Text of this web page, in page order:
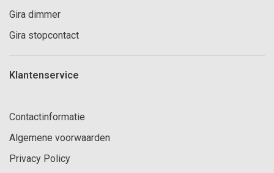
Gira dimmer
Gira stopcontact
Klantenservice
Contactinformatie
Algemene voorwaarden
Privacy Policy